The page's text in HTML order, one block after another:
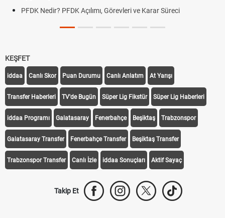
PFDK Nedir? PFDK Açılımı, Görevleri ve Karar Süreci
KEŞFET
iddaa Canlı Skor Puan Durumu Canlı Anlatım At Yarışı
Transfer Haberleri TV'de Bugün Süper Lig Fikstür Süper Lig Haberleri
iddaa Programı Galatasaray Fenerbahçe Beşiktaş Trabzonspor
Galatasaray Transfer Fenerbahçe Transfer Beşiktaş Transfer
Trabzonspor Transfer Canlı İzle iddaa Sonuçları Aktif Sayaç
Takip Et